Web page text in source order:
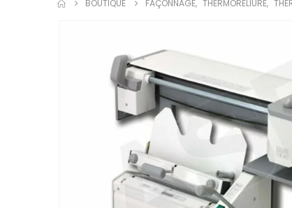
BOUTIQUE FAÇONNAGE, THERMORELIURE,